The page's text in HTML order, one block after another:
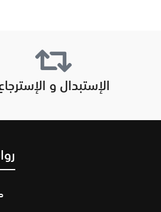
الإستبدال و